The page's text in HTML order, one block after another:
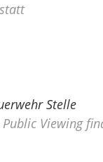
Stelle
Viewing